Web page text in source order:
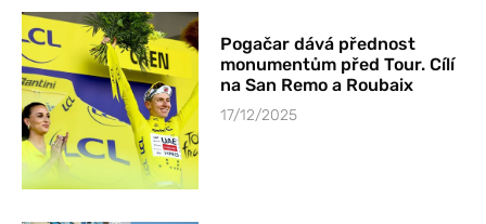
Pogačar dává přednost
monumentům před Tour. Cílí
na San Remo a Roubaix
17/12/2025